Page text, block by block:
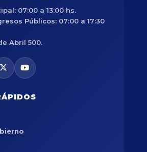
07:00 a 13:00 hs.
Públicos: 07:00 a 17:30
Abril 500.